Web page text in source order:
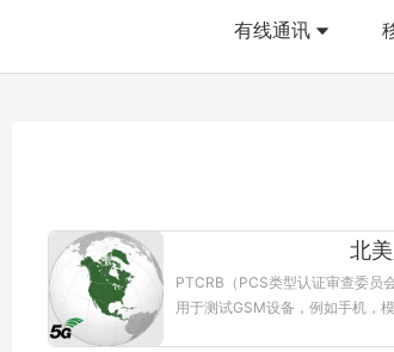
有线通讯
北
PTCRB（PCS类型认证审查委员
用于测试GSM设备，例如手机，